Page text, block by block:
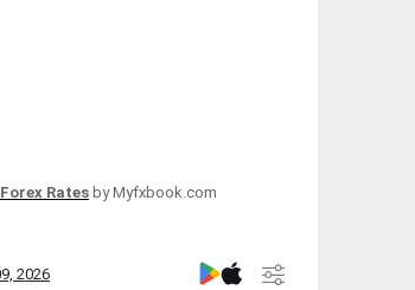
Forex Ratesby Myfxbook.com